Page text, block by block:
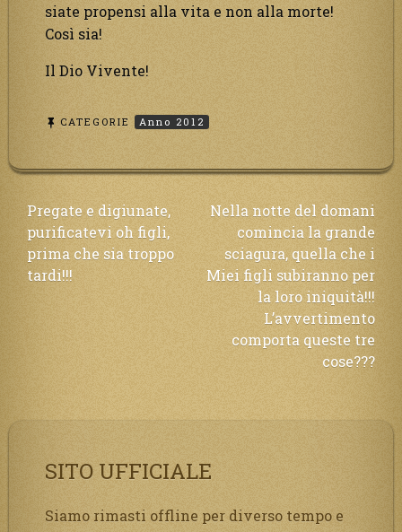
siate propensi alla vita e non alla morte!
Così sia!
Il Dio Vivente!
CATEGORIE Anno 2012
Navigazione
articoli
Pregate e digiunate,
purificatevi oh figli,
prima che sia troppo
tardi!!!
Nella notte del domani
comincia la grande
sciagura, quella che i
Miei figli subiranno per
la loro iniquità!!!
L’avvertimento
comporta queste tre
cose???
SITO UFFICIALE
Siamo rimasti offline per diverso tempo e